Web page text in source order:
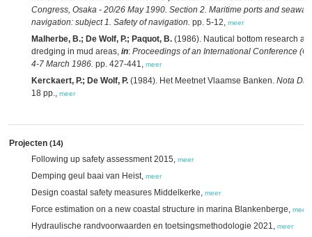
Congress, Osaka - 20/26 May 1990. Section 2. Maritime ports and
navigation: subject 1. Safety of navigation. pp. 5-12, meer
Malherbe, B.; De Wolf, P.; Paquot, B. (1986). Nautical bottom research
dredging in mud areas, in: Proceedings of an International Conference
4-7 March 1986. pp. 427-441, meer
Kerckaert, P.; De Wolf, P. (1984). Het Meetnet Vlaamse Banken. Nota
18 pp., meer
Projecten (14)
Following up safety assessment 2015, meer
Demping geul baai van Heist, meer
Design coastal safety measures Middelkerke, meer
Force estimation on a new coastal structure in marina Blankenberge, meer
Hydraulische randvoorwaarden en toetsingsmethodologie 2021, meer